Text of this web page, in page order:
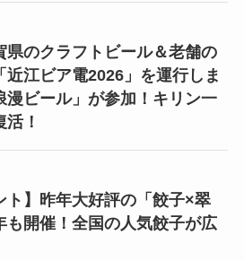
県のクラフトビール＆老舗の
江ビア電2026」を運行しま
漫ビール」が参加！キリン一
！
ト】昨年大好評の「餃子×翠
も開催！全国の人気餃子が広